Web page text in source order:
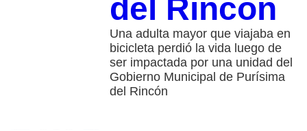
del Rincón
Una adulta mayor que viajaba en
bicicleta perdió la vida luego de
ser impactada por una unidad del
Gobierno Municipal de Purísima
del Rincón